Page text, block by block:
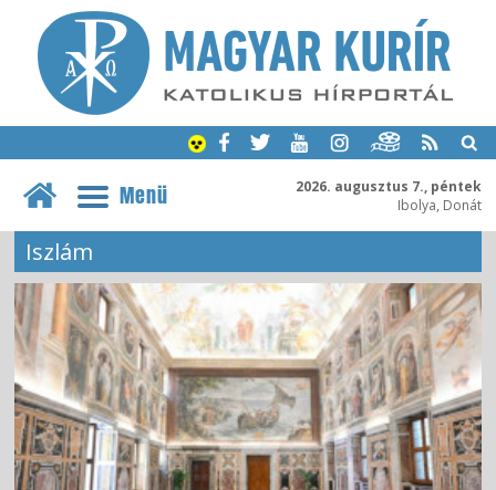
2026. augusztus 7., péntek
Ibolya, Donát
Menü
Iszlám